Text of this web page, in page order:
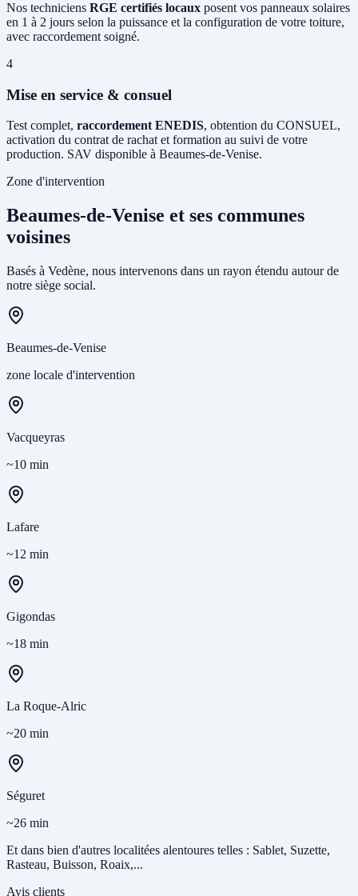
Nos techniciens RGE certifiés locaux posent vos panneaux solaires
en 1 à 2 jours selon la puissance et la configuration de votre toiture,
avec raccordement soigné.
4
Mise en service & consuel
Test complet, raccordement ENEDIS, obtention du CONSUEL,
activation du contrat de rachat et formation au suivi de votre
production. SAV disponible à Beaumes-de-Venise.
Zone d'intervention
Beaumes-de-Venise et ses communes
voisines
Basés à Vedène, nous intervenons dans un rayon étendu autour de
notre siège social.
Beaumes-de-Venise
zone locale d'intervention
Vacqueyras
~10 min
Lafare
~12 min
Gigondas
~18 min
La Roque-Alric
~20 min
Séguret
~26 min
Et dans bien d'autres localitées alentoures telles : Sablet, Suzette,
Rasteau, Buisson, Roaix,...
Avis clients